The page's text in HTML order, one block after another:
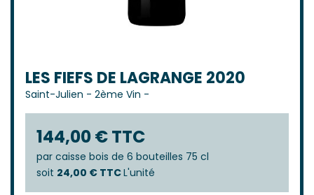
LES FIEFS DE LAGRANGE 2020
Saint-Julien - 2ème Vin -
144,00 € TTC
par caisse bois de 6 bouteilles 75 cl
soit 24,00 € TTCL'unité